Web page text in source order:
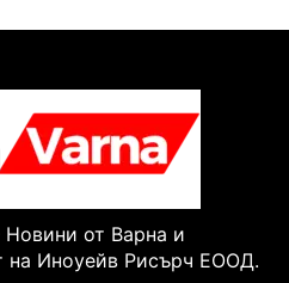
от Варна и
на Иноуейв Рисърч ЕООД.